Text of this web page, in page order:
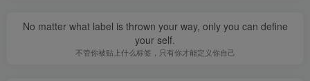
No matter what label is thrown your way, only you can define
your self.
不管你被贴上什么标签，只有你才能定义你自己